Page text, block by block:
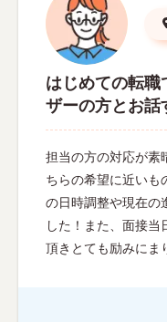
はじめての転職
ザーの方とお話
担当の方の対応が素
ちらの希望に近いも
の日時調整や現在の
した！また、面接当
頂きとても励みにま